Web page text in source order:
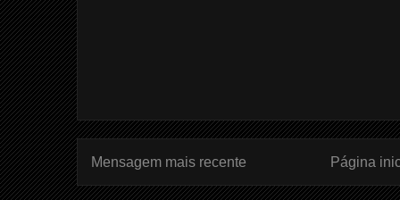
Mensagem mais recente Página